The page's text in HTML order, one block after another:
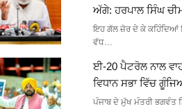
ਅੱਗੇ: ਹਰਪਾਲ ਸਿੰਘ
ਇਹ ਗੱਲ ਜ਼ੋਰ ਦੇ ਕੇ ਕਹਿੰਦਿਆਂ
ਵੱਧ…
ਈ-20 ਪੈਟਰੋਲ ਨਾਲ
ਵਿਧਾਨ ਸਭਾ ਵਿੱਚ
ਪੰਜਾਬ ਦੇ ਮੁੱਖ ਮੰਤਰੀ ਭਗਵੰਤ